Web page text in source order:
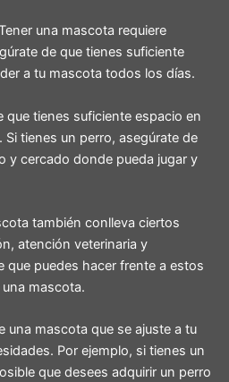
una mascota requiere
de que tienes suficiente
a tu mascota todos los días.
que tienes suficiente espacio en
tienes un perro, asegúrate de
y cercado donde pueda jugar y
también conlleva ciertos
atención veterinaria y
que puedes hacer frente a estos
mascota.
una mascota que se ajuste a tu
Por ejemplo, si tienes un
que desees adquirir un perro